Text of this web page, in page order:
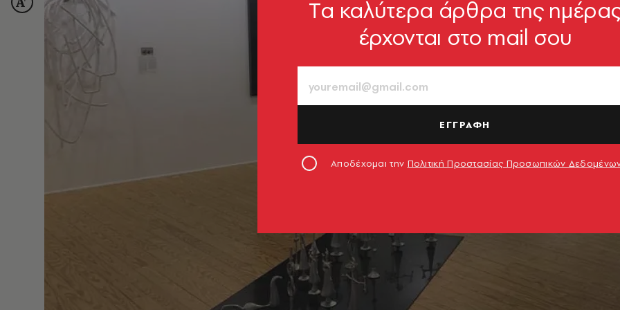
Tα καλύτερα άρθρα της
έρχονται στο mail σου
ΕΓΓΡΑΦΗ
Αποδέχομαι την Πολιτική Προστασίας Προσωπικών